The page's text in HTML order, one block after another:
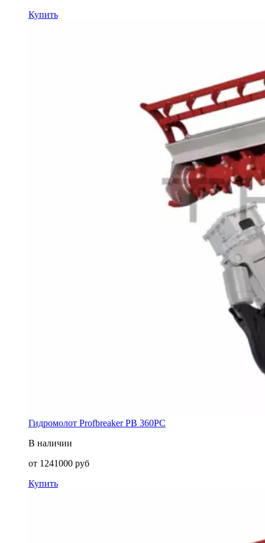
Купить
Гидромолот Profbreaker PB 360PC
В наличии
от 1241000 руб
Купить